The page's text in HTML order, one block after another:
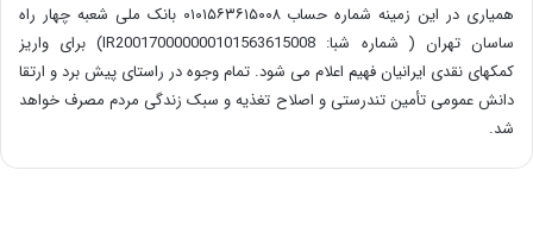
همیاری در این زمینه شماره حساب ۰۱۰۱۵۶۳۶۱۵۰۰۸ بانک ملی شعبه چهار راه
ساسان تهران ( شماره شبا: IR200170000000101563615008) برای واریز
کمکهای نقدی ایرانیان فهیم اعلام می شود. تمام وجوه در راستای پیش برد و ارتقا
دانش عمومی تأمین تندرستی و اصلاح تغذیه و سبک زندگی مردم مصرف خواهد
شد.